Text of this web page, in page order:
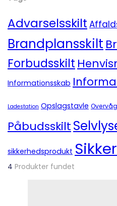
Advarselsskilt
Brandplansskilt
Forbudsskilt
Informationsskab
Ladestation Opslagstavle
Påbudsskilt
sikkerhedsprodukt
4 Produkter fundet